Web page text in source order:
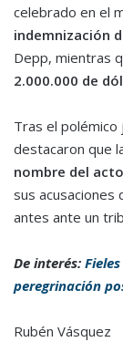
celebrado en el
indemnización
Depp, mientras
2.000.000 de
Tras el polémico
destacaron que
nombre del
sus acusaciones
antes ante un
De interés:
peregrinación
Rubén Vásquez